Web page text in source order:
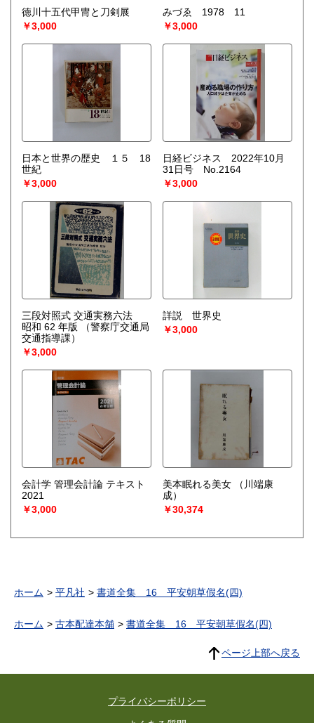
徳川十五代甲冑と刀剣展
￥3,000
みづゑ 1978 11
￥3,000
日本と世界の歴史 １５ 18
世紀
￥3,000
日経ビジネス 2022年10月
31日号 No.2164
￥3,000
三段対照式 交通実務六法
昭和 62 年版
（警察庁交通局
交通指導課）
￥3,000
詳説 世界史
￥3,000
会計学 管理会計論 テキスト
2021
￥3,000
美本眠れる美女
（川端康
成）
￥30,374
ホーム 平凡社 書道全集 16 平安朝草假名(四)
ホーム 古本配達本舗 書道全集 16 平安朝草假名(四)
ページ上部へ戻る
プライバシーポリシー